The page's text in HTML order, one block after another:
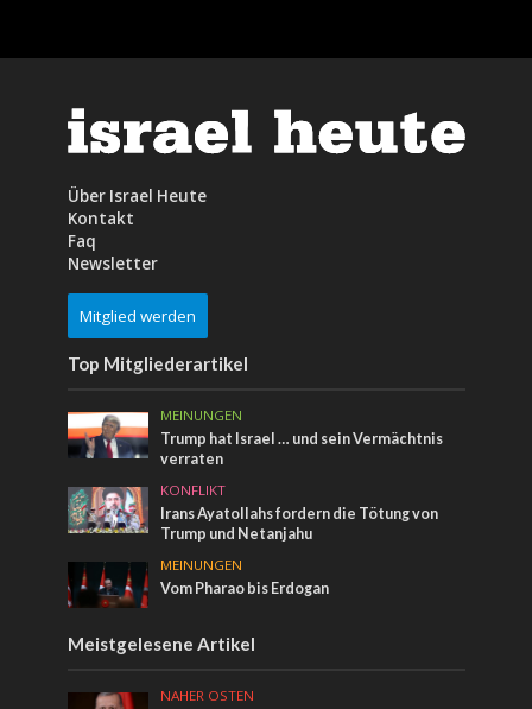
Über Israel Heute
Kontakt
Faq
Newsletter
Mitglied werden
Top Mitgliederartikel
MEINUNGEN
Trump hat Israel … und sein Vermächtnis
verraten
KONFLIKT
Irans Ayatollahs fordern die Tötung von
Trump und Netanjahu
MEINUNGEN
Vom Pharao bis Erdogan
Meistgelesene Artikel
NAHER OSTEN